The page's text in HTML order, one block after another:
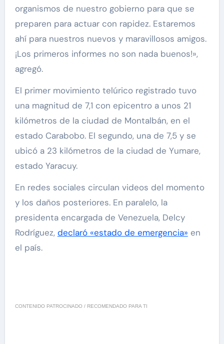
organismos de nuestro gobierno para que se
preparen para actuar con rapidez. Estaremos
ahí para nuestros nuevos y maravillosos amigos.
¡Los primeros informes no son nada buenos!»,
agregó.
El primer movimiento telúrico registrado tuvo
una magnitud de 7,1 con epicentro a unos 21
kilómetros de la ciudad de Montalbán, en el
estado Carabobo. El segundo, una de 7,5 y se
ubicó a 23 kilómetros de la ciudad de Yumare,
estado Yaracuy.
En redes sociales circulan videos del momento
y los daños posteriores. En paralelo, la
presidenta encargada de Venezuela, Delcy
Rodríguez, declaró «estado de emergencia» en
el país.
CONTENIDO PATROCINADO / RECOMENDADO PARA TI